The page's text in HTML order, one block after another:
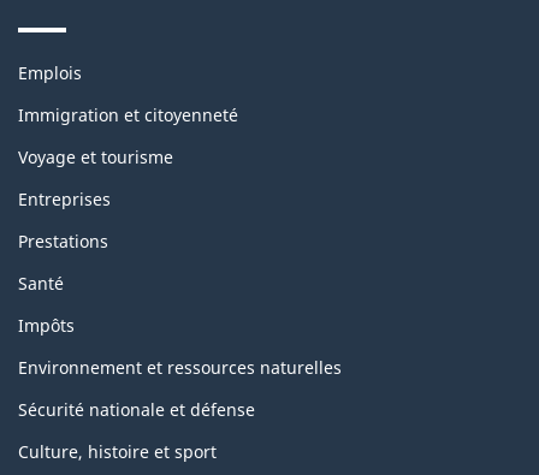
Themes
topics
Emplois
Immigration et citoyenneté
Voyage et tourisme
Entreprises
Prestations
Santé
Impôts
Environnement et ressources naturelles
Sécurité nationale et défense
Culture, histoire et sport